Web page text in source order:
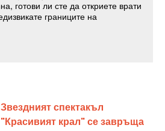
Звездният спектакъл
"Красивият крал" се завръща